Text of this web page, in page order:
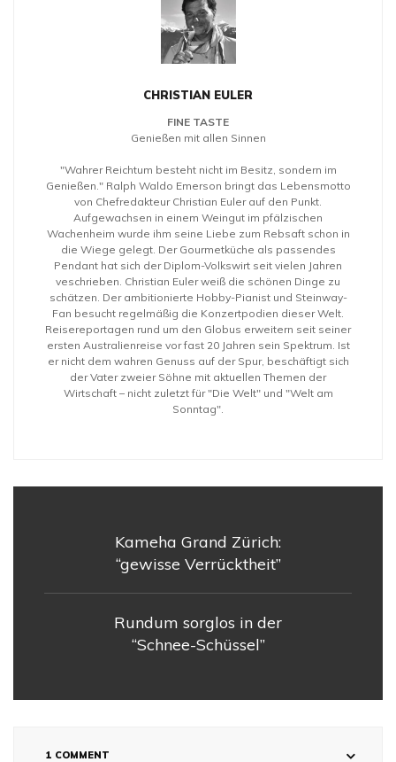
CHRISTIAN EULER
FINE TASTE
Genießen mit allen Sinnen
"Wahrer Reichtum besteht nicht im Besitz, sondern im
Genießen." Ralph Waldo Emerson bringt das Lebensmotto
von Chefredakteur Christian Euler auf den Punkt.
Aufgewachsen in einem Weingut im pfälzischen
Wachenheim wurde ihm seine Liebe zum Rebsaft schon in
die Wiege gelegt. Der Gourmetküche als passendes
Pendant hat sich der Diplom-Volkswirt seit vielen Jahren
veschrieben. Christian Euler weiß die schönen Dinge zu
schätzen. Der ambitionierte Hobby-Pianist und Steinway-
Fan besucht regelmäßig die Konzertpodien dieser Welt.
Reisereportagen rund um den Globus erweitern seit seiner
ersten Australienreise vor fast 20 Jahren sein Spektrum. Ist
er nicht dem wahren Genuss auf der Spur, beschäftigt sich
der Vater zweier Söhne mit aktuellen Themen der
Wirtschaft – nicht zuletzt für "Die Welt" und "Welt am
Sonntag".
Kameha Grand Zürich:
“gewisse Verrücktheit”
Rundum sorglos in der
“Schnee-Schüssel”
1 COMMENT